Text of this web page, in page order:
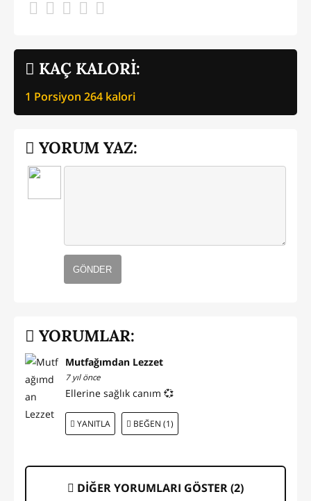
KAÇ KALORİ:
1 Porsiyon 264 kalori
YORUM YAZ:
GÖNDER
YORUMLAR:
Mutfağımdan Lezzet
7 yıl önce
Ellerine sağlık canım 💞
YANITLA BEĞEN (1)
DİĞER YORUMLARI GÖSTER (2)